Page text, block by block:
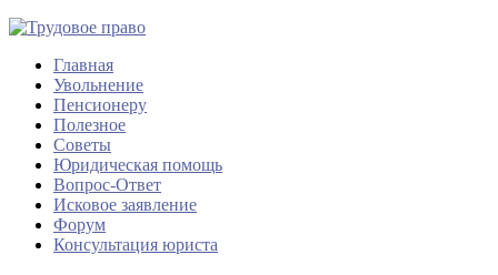
Главная
Увольнение
Пенсионеру
Полезное
Советы
Юридическая помощь
Вопрос-Ответ
Исковое заявление
Форум
Консультация юриста